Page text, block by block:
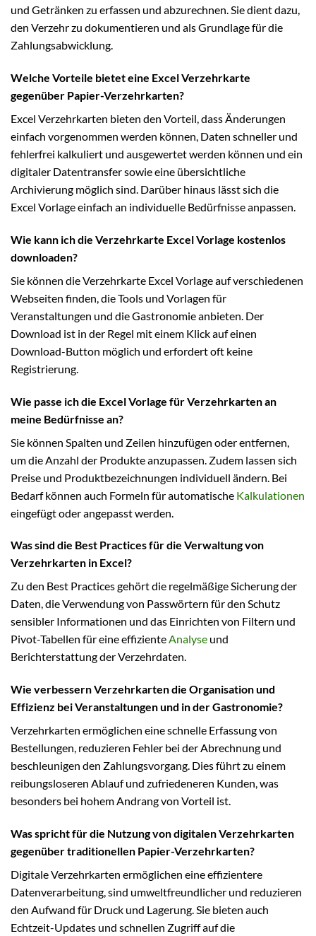
und Getränken zu erfassen und abzurechnen. Sie dient dazu,
den Verzehr zu dokumentieren und als Grundlage für die
Zahlungsabwicklung.
Welche Vorteile bietet eine Excel Verzehrkarte
gegenüber Papier-Verzehrkarten?
Excel Verzehrkarten bieten den Vorteil, dass Änderungen
einfach vorgenommen werden können, Daten schneller und
fehlerfrei kalkuliert und ausgewertet werden können und ein
digitaler Datentransfer sowie eine übersichtliche
Archivierung möglich sind. Darüber hinaus lässt sich die
Excel Vorlage einfach an individuelle Bedürfnisse anpassen.
Wie kann ich die Verzehrkarte Excel Vorlage kostenlos
downloaden?
Sie können die Verzehrkarte Excel Vorlage auf verschiedenen
Webseiten finden, die Tools und Vorlagen für
Veranstaltungen und die Gastronomie anbieten. Der
Download ist in der Regel mit einem Klick auf einen
Download-Button möglich und erfordert oft keine
Registrierung.
Wie passe ich die Excel Vorlage für Verzehrkarten an
meine Bedürfnisse an?
Sie können Spalten und Zeilen hinzufügen oder entfernen,
um die Anzahl der Produkte anzupassen. Zudem lassen sich
Preise und Produktbezeichnungen individuell ändern. Bei
Bedarf können auch Formeln für automatische Kalkulationen
eingefügt oder angepasst werden.
Was sind die Best Practices für die Verwaltung von
Verzehrkarten in Excel?
Zu den Best Practices gehört die regelmäßige Sicherung der
Daten, die Verwendung von Passwörtern für den Schutz
sensibler Informationen und das Einrichten von Filtern und
Pivot-Tabellen für eine effizienteAnalyse und
Berichterstattung der Verzehrdaten.
Wie verbessern Verzehrkarten die Organisation und
Effizienz bei Veranstaltungen und in der Gastronomie?
Verzehrkarten ermöglichen eine schnelle Erfassung von
Bestellungen, reduzieren Fehler bei der Abrechnung und
beschleunigen den Zahlungsvorgang. Dies führt zu einem
reibungsloseren Ablauf und zufriedeneren Kunden, was
besonders bei hohem Andrang von Vorteil ist.
Was spricht für die Nutzung von digitalen Verzehrkarten
gegenüber traditionellen Papier-Verzehrkarten?
Digitale Verzehrkarten ermöglichen eine effizientere
Datenverarbeitung, sind umweltfreundlicher und reduzieren
den Aufwand für Druck und Lagerung. Sie bieten auch
Echtzeit-Updates und schnellen Zugriff auf die